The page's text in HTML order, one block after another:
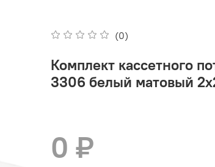
(0)
Комплект кассетного
3306 белый матовый
0 ₽